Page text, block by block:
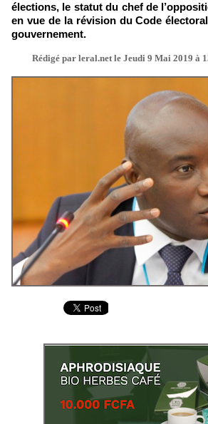
élections, le statut du chef de
en vue de la révision du Code
gouvernement.
Rédigé par leral.net le Jeudi 9 Mai 2019 à